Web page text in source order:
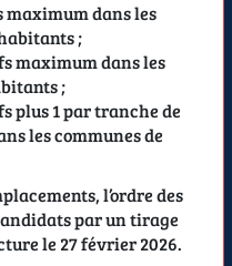
dans les
;
maximum dans les
;
plus 1 par tranche de
les communes de
l’ordre des
par un tirage
le 27 février 2026.